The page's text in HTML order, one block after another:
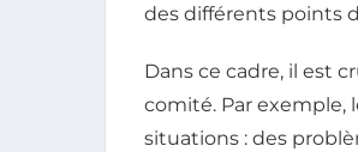
des différents points
Dans ce cadre, il est
comité. Par exemple,
situations : des